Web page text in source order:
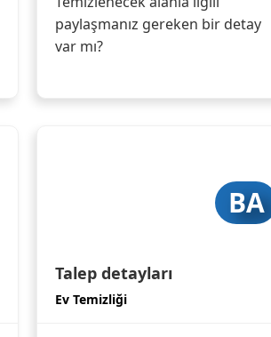
paylaşmanız gereken bir detay
var mı?
BA
Talep detayları
Ev Temizliği